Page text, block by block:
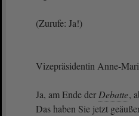
(Zurufe: Ja!)
Vizepräsidentin Anne-
Ja, am Ende der Debatte,
Das haben Sie jetzt